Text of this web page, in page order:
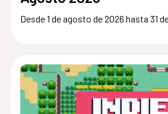
Desde 1 de agosto de 2026 hasta 31